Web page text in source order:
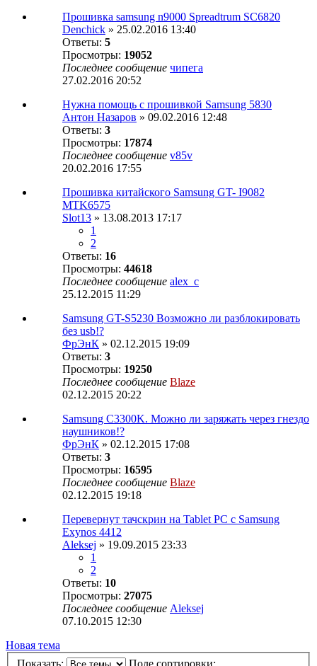
Прошивка samsung n9000 Spreadtrum SC6820
Denchick » 25.02.2016 13:40
Ответы: 5
Просмотры: 19052
Последнее сообщение чипега
27.02.2016 20:52
Нужна помощь с прошивкой Samsung 5830
Антон Назаров » 09.02.2016 12:48
Ответы: 3
Просмотры: 17874
Последнее сообщение v85v
20.02.2016 17:55
Прошивка китайского Samsung GT- I9082
MTK6575
Slot13 » 13.08.2013 17:17
1
2
Ответы: 16
Просмотры: 44618
Последнее сообщение alex_c
25.12.2015 11:29
Samsung GT-S5230 Возможно ли разблокировать
без usb!?
ФрЭнК » 02.12.2015 19:09
Ответы: 3
Просмотры: 19250
Последнее сообщение Blaze
02.12.2015 20:22
Samsung C3300K. Можно ли заряжать через гнездо
наушников!?
ФрЭнК » 02.12.2015 17:08
Ответы: 3
Просмотры: 16595
Последнее сообщение Blaze
02.12.2015 19:18
Перевернут тачскрин на Tablet PC с Samsung
Exynos 4412
Aleksej » 19.09.2015 23:33
1
2
Ответы: 10
Просмотры: 27075
Последнее сообщение Aleksej
07.10.2015 12:30
Новая тема
Показать:
Поле сортировки: